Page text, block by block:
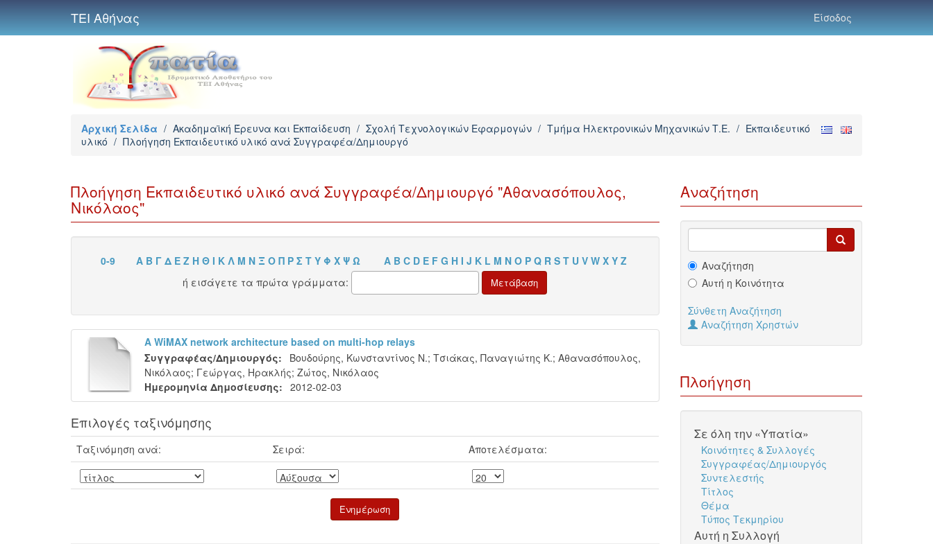
ΤΕΙ Αθήνας Είσοδος
Αρχική Σελίδα / Ακαδημαϊκή Έρευνα και Εκπαίδευση / Σχολή Τεχνολογικών Εφαρμογών / Τμήμα Ηλεκτρονικών Μηχανικών Τ.Ε. / Εκπαιδευτικό
υλικό / Πλοήγηση Εκπαιδευτικό υλικό ανά Συγγραφέα/Δημιουργό
Πλοήγηση Εκπαιδευτικό υλικό ανά Συγγραφέα/Δημιουργό "Αθανασόπουλος,
Νικόλαος"
0-9 Α Β Γ Δ Ε Ζ Η Θ Ι Κ Λ Μ Ν Ξ Ο Π Ρ Σ Τ Υ Φ Χ Ψ Ω A B C D E F G H I J K L M N O P Q R S T U V W X Y Z
ή εισάγετε τα πρώτα γράμματα:
A WiMAX network architecture based on multi-hop relays
Συγγραφέας/Δημιουργός:
Βουδούρης, Κωνσταντίνος Ν.; Τσιάκας, Παναγιώτης Κ.; Αθανασόπουλος,
Νικόλαος; Γεώργας, Ηρακλής; Ζώτος, Νικόλαος
Ημερομηνία Δημοσίευσης: 2012-02-03
Επιλογές ταξινόμησης
Ταξινόμηση ανά: Σειρά: Αποτελέσματα:
Αναζήτηση
Αναζήτηση
Αυτή η Κοινότητα
Σύνθετη Αναζήτηση
Αναζήτηση Χρηστών
Πλοήγηση
Σε όλη την «Υπατία»
Κοινότητες & Συλλογές
Συγγραφέας/Δημιουργός
Συντελεστής
Τίτλος
Θέμα
Τύπος Τεκμηρίου
Αυτή η Συλλογή